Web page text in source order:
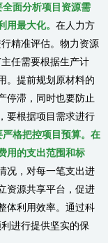
面分析项目资源需
用最大化。 在人力方
精准评估。物力资源
任需要根据生产计
。提前规划原材料的
停滞，同时也要防止
要根据项目需求进行
格把控项目预算。在
用的支出范围和标
况，对每一笔支出进
资源共享平台，促进
体利用效率。通过科
进行提供坚实的保